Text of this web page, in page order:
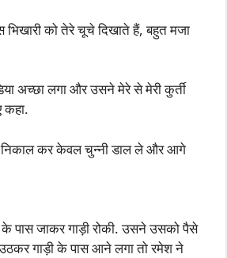
को तेरे चूचे दिखाते हैं, बहुत मजा
अच्छा लगा और उसने मेरे से मेरी कुर्ती
कहा.
निकाल कर केवल चुन्नी डाल ले और आगे
पास जाकर गाड़ी रोकी. उसने उसको पैसे
उठकर गाड़ी के पास आने लगा तो रमेश ने